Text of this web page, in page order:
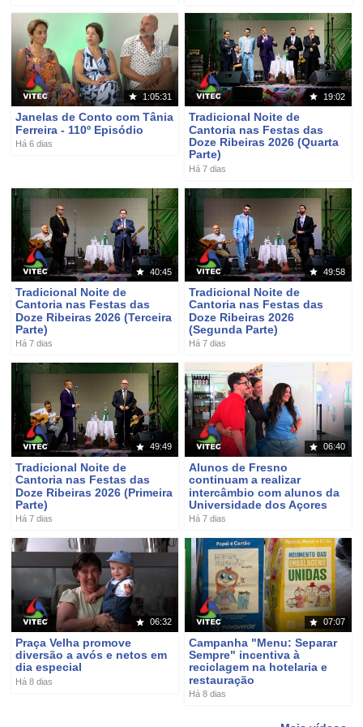
1:05:31
Janelas de Conto com Tânia
Ferreira - 110º Episódio
Há 6 dias
19:02
Tradicional Noite de
Cantoria nas Festas das
Doze Ribeiras 2026 (Quarta
Parte)
Há 7 dias
40:45
Tradicional Noite de
Cantoria nas Festas das
Doze Ribeiras 2026 (Terceira
Parte)
Há 7 dias
49:58
Tradicional Noite de
Cantoria nas Festas das
Doze Ribeiras 2026
(Segunda Parte)
Há 7 dias
49:49
Tradicional Noite de
Cantoria nas Festas das
Doze Ribeiras 2026 (Primeira
Parte)
Há 7 dias
06:40
Alunos de Fresno
continuam a realizar
intercâmbio com alunos da
Universidade dos Açores
Há 7 dias
06:32
Praça Velha promove
diversão a avós e netos em
dia especial
Há 8 dias
07:07
Campanha "Menu: Separar
Sempre" incentiva à
reciclagem na hotelaria e
restauração
Há 8 dias